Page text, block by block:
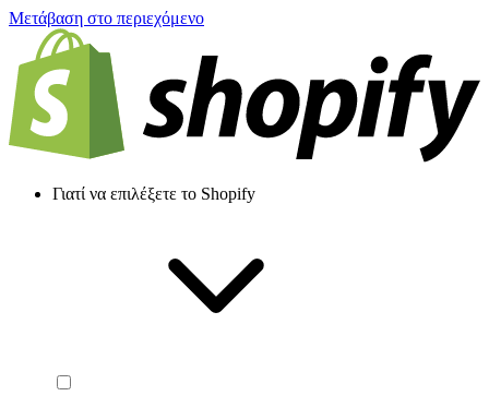
Μετάβαση στο περιεχόμενο
Γιατί να επιλέξετε το Shopify